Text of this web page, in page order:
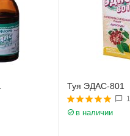
Туя ЭДАС-801
1
в наличии